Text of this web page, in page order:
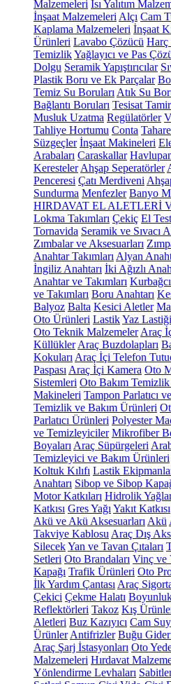
Malzemeleri Isı Yalıtım
İnşaat Malzemeleri Alçı Cam
Kaplama Malzemeleri İnşaat
Ürünleri Lavabo Çözücü Harç
TemizlikYağlayıcı ve Pas
Dolgu Seramik Yapıştırıcılar
Plastik Boru ve Ek Parçalar
Temiz Su Boruları Atık Su
Bağlantı Boruları Tesisat
Musluk Uzatma Regülatörler
Tahliye Hortumu Conta
Süzgeçler İnşaat Makineleri
Arabaları Caraskallar
Keresteler Ahşap Seperatörler
Penceresi Çatı Merdiveni
Sundurma Menfezler Banyo
HIRDAVAT EL ALETLERİ
Lokma Takımları Çekiç El
Tornavida Seramik ve Sıvacı
Zımbalar ve Aksesuarları
Anahtar Takımları Alyan
İngiliz Anahtarı İki Ağızlı
Anahtar ve Takımları
ve Takımları Boru Anahtarı
Balyoz Balta Kesici Aletler
Oto Ürünleri LastikYaz Lastiği
Oto Teknik Malzemeler Araç
Küllükler Araç Buzdolapları
Kokuları Araç İçi Telefon
Paspası Araç İçi Kamera Oto
Sistemleri Oto Bakım
Makineleri Tampon Parlatıcı
Temizlik ve Bakım Ürünleri
Parlatıcı Ürünleri Polyester
ve Temizleyiciler Mikrofiber
Boyaları Araç Süpürgeleri
Temizleyici ve Bakım Ürünleri
Koltuk Kılıfı Lastik
Anahtarı Sibop ve Sibop
Motor Katkıları Hidrolik
Katkısı Gres Yağı Yakıt Katkısı
Akü ve Akü Aksesuarları Akü
Takviye Kablosu Araç Dış
SilecekYan ve Tavan Çıtaları
Setleri Oto Brandaları Vinç ve
Kapağı Trafik Ürünleri Oto
İlk Yardım Çantası Araç
Çekici Çekme Halatı
Reflektörleri Takoz Kış
Aletleri Buz Kazıyıcı Cam
Ürünler Antifrizler Buğu
Araç Şarj İstasyonları Oto
Malzemeleri Hırdavat
Yönlendirme Levhaları